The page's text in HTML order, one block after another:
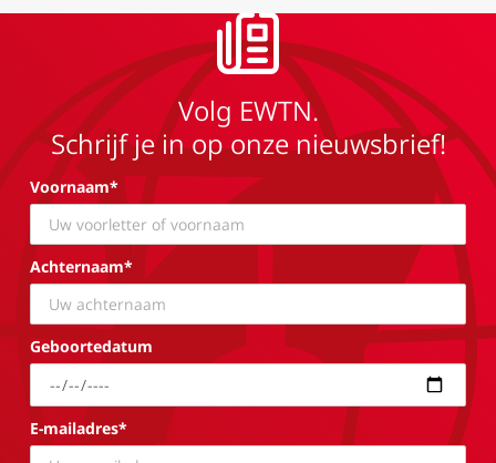
Volg EWTN.
Schrijf je in op onze nieuwsbrief!
Voornaam*
Achternaam*
Geboortedatum
E-mailadres*